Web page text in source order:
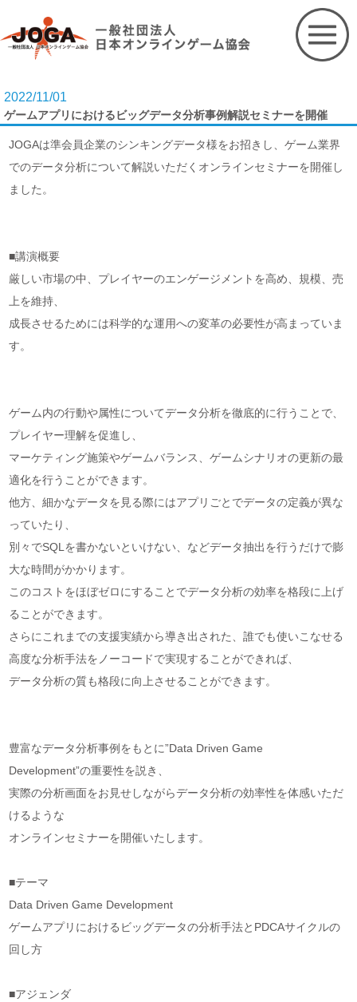
content
2022/11/01
ゲームアプリにおけるビッグデータ分析事例解説セミナーを開催
JOGAは準会員企業のシンキングデータ様をお招きし、ゲーム業界
でのデータ分析について解説いただくオンラインセミナーを開催し
ました。
■講演概要
厳しい市場の中、プレイヤーのエンゲージメントを高め、規模、売
上を維持、
成長させるためには科学的な運用への変革の必要性が高まっていま
す。
ゲーム内の行動や属性についてデータ分析を徹底的に行うことで、
プレイヤー理解を促進し、
マーケティング施策やゲームバランス、ゲームシナリオの更新の最
適化を行うことができます。
他方、細かなデータを見る際にはアプリごとでデータの定義が異な
っていたり、
別々でSQLを書かないといけない、などデータ抽出を行うだけで膨
大な時間がかかります。
このコストをほぼゼロにすることでデータ分析の効率を格段に上げ
ることができます。
さらにこれまでの支援実績から導き出された、誰でも使いこなせる
高度な分析手法をノーコードで実現することができれば、
データ分析の質も格段に向上させることができます。
豊富なデータ分析事例をもとに”Data Driven Game
Development”の重要性を説き、
実際の分析画面をお見せしながらデータ分析の効率性を体感いただ
けるような
オンラインセミナーを開催いたします。
■テーマ
Data Driven Game Development
ゲームアプリにおけるビッグデータの分析手法とPDCAサイクルの
回し方
■アジェンダ